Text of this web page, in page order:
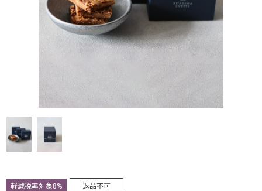
軽減税率対象8% 返品不可